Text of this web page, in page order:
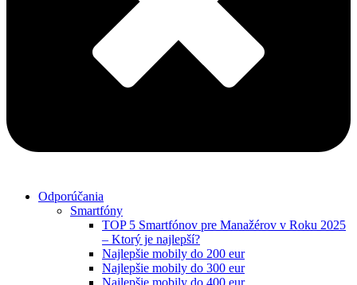
Odporúčania
Smartfóny
TOP 5 Smartfónov pre Manažérov v Roku 2025
– Ktorý je najlepší?
Najlepšie mobily do 200 eur
Najlepšie mobily do 300 eur
Najlepšie mobily do 400 eur